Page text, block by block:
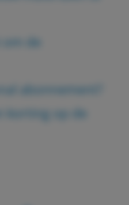
de
abonnement?
korting op de